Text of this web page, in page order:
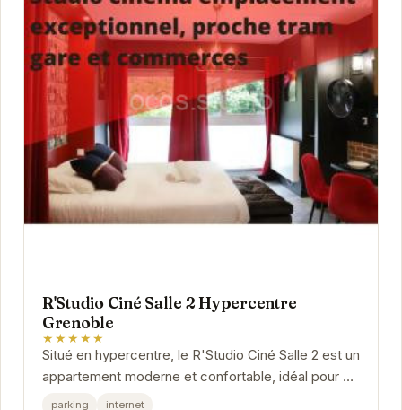
R'Studio Ciné Salle 2 Hypercentre
Grenoble
★★★★★
Situé en hypercentre, le R'Studio Ciné Salle 2 est un
appartement moderne et confortable, idéal pour un
séjour à Grenoble. Proche des commerces,...
parking internet